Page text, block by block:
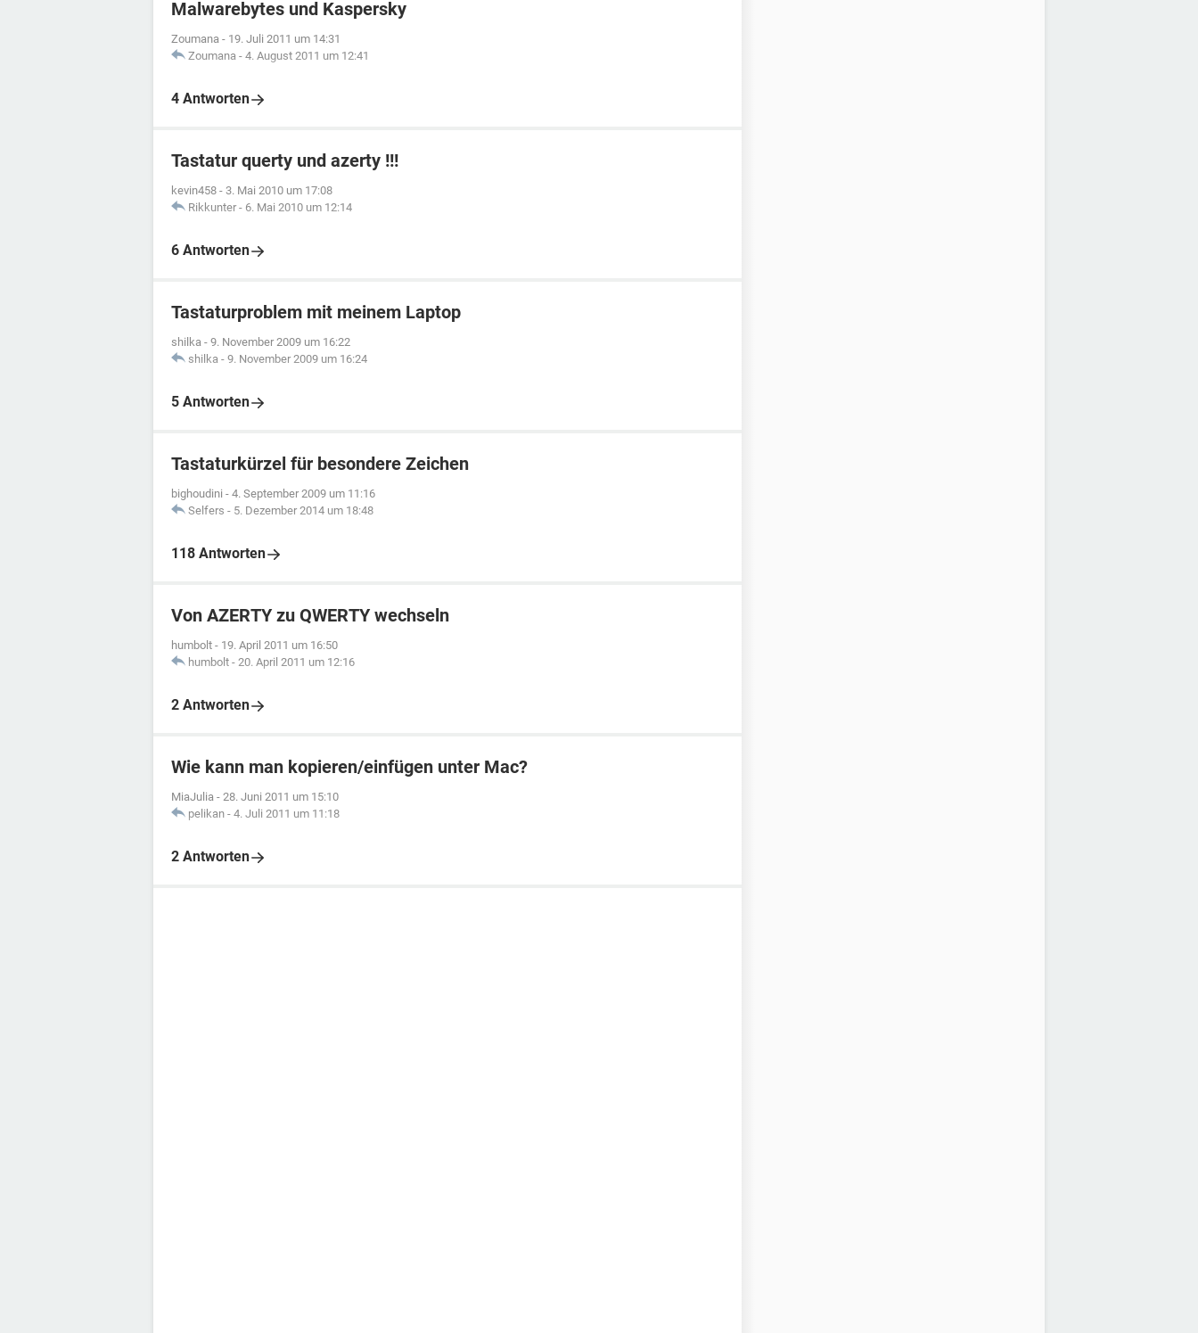
Malwarebytes und Kaspersky
Zoumana - 19. Juli 2011 um 14:31
Zoumana - 4. August 2011 um 12:41
4 Antworten
Tastatur querty und azerty !!!
kevin458 - 3. Mai 2010 um 17:08
Rikkunter - 6. Mai 2010 um 12:14
6 Antworten
Tastaturproblem mit meinem Laptop
shilka - 9. November 2009 um 16:22
shilka - 9. November 2009 um 16:24
5 Antworten
Tastaturkürzel für besondere Zeichen
bighoudini - 4. September 2009 um 11:16
Selfers - 5. Dezember 2014 um 18:48
118 Antworten
Von AZERTY zu QWERTY wechseln
humbolt - 19. April 2011 um 16:50
humbolt - 20. April 2011 um 12:16
2 Antworten
Wie kann man kopieren/einfügen unter Mac?
MiaJulia - 28. Juni 2011 um 15:10
pelikan - 4. Juli 2011 um 11:18
2 Antworten